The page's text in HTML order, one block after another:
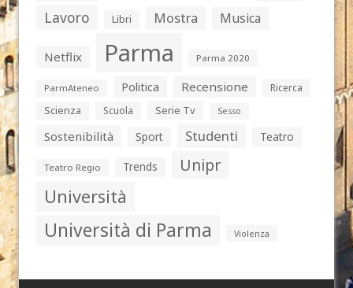
Lavoro Libri Mostra Musica
Netflix Parma Parma 2020
ParmAteneo Politica Recensione
Ricerca
Scienza
Scuola Serie Tv Sesso
Sostenibilità Sport Studenti Teatro
Teatro Regio Trends Unipr
Università
Università di Parma Violenza